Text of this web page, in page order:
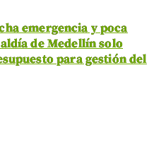
emergencia y poca
de Medellín solo
para gestión del